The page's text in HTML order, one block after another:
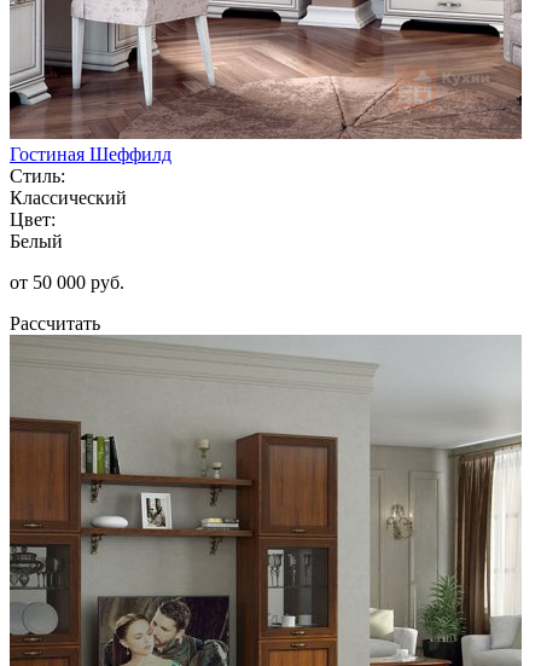
Гостиная Шеффилд
Стиль:
Классический
Цвет:
Белый
от 50 000 руб.
Рассчитать